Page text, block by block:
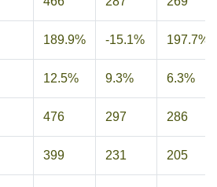
189.9% -15.1% 197.7%
12.5% 9.3% 6.3%
476 297 286
399 231 205